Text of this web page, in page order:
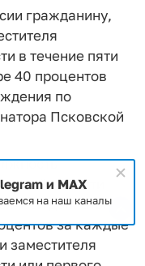
гражданину,
в течение пяти
40 процентов
по
Псковской
области
доплаты к
за каждые
заместителя
и MAX
на наш каналы